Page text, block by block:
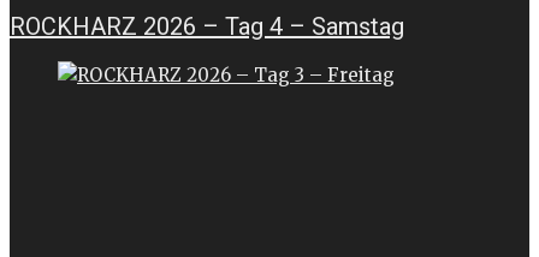
ROCKHARZ 2026 – Tag 4 – Samstag